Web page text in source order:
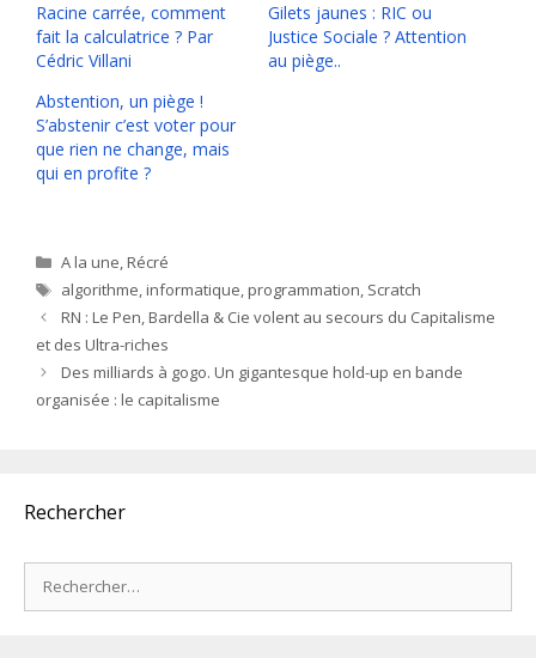
Racine carrée, comment
fait la calculatrice ? Par
Cédric Villani
Gilets jaunes : RIC ou
Justice Sociale ? Attention
au piège..
Abstention, un piège !
S’abstenir c’est voter pour
que rien ne change, mais
qui en profite ?
Catégories
A la une,Récré
Étiquettes
algorithme,informatique,programmation, Scratch
RN : Le Pen, Bardella & Cie volent au secours du Capitalisme
et des Ultra-riches
Des milliards à gogo. Un gigantesque hold-up en bande
organisée : le capitalisme
Rechercher